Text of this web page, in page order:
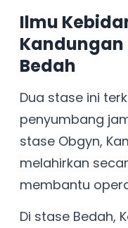
Ilmu
Bedah
Dua stase ini
penyumbang
stase Obgyn,
melahirkan
membantu
Di stase Bedah,